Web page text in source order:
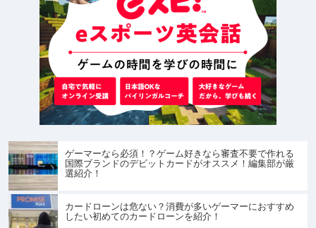
ゲーマーなら必須！？ゲーム好きなら審査不要で作れる
国際ブランドのデビットカードがオススメ！編集部が厳
選紹介！
カードローンは危ない？消費が多いゲーマーにおすすめ
したい初めてのカードローンを紹介！